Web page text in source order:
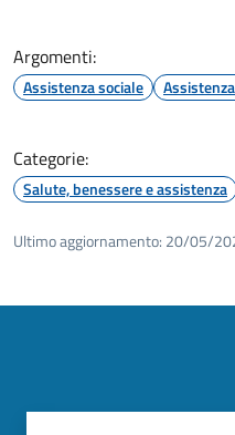
Argomenti:
Assistenza sociale
Categorie:
Salute, benessere e assistenza
Ultimo aggiornamento: 20/05/